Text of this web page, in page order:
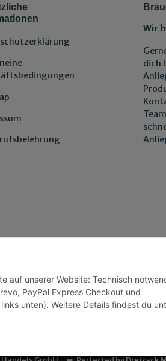
auf unserer Website: Technisch
PayPal Express Checkout und
unten). Weitere Details findest du
Wir
dich
Wir